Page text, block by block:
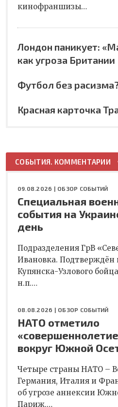
кинофраншизы…
Лондон паникует:
как угроза Британии
Футбол без
Красная карточка
СОБЫТИЯ. КОММЕНТАРИИ
09.08.2026 | ОБЗОР СОБЫТИЙ
Специальная
события на
день
Подразделения ГрВ
Ивановка. Подтверждён
Купянска-Узлового
н.п.…
08.08.2026 | ОБЗОР СОБЫТИЙ
НАТО отметило
вокруг Южной
Четыре страны НАТО –
Германия, Италия и
об угрозе аннексии
Париж,…